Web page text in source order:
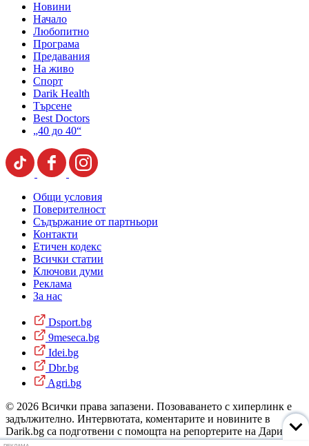
Новини
Начало
Любопитно
Програма
Предавания
На живо
Спорт
Darik Health
Търсене
Best Doctors
„40 до 40“
Общи условия
Поверителност
Съдържание от партньори
Контакти
Етичен кодекс
Всички статии
Ключови думи
Реклама
За нас
Dsport.bg
9meseca.bg
Idei.bg
Dbr.bg
Agri.bg
© 2026 Всички права запазени. Позоваването с хиперлинк е
задължително. Интервютата, коментарите и новините в
Darik.bg са подготвени с помощта на репортерите на Дарик